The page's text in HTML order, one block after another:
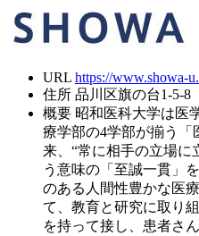
URL https://www.showa-
住所 品川区旗の台1-5-8
概要 昭和医科大学は医
療学部の4学部が揃う「
来、“常に相手の立場に
う意味の「至誠一貫」
のある人間性豊かな医
て、教育と研究に取り
を持って接し、患者さ